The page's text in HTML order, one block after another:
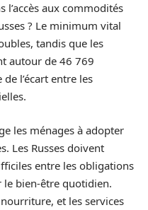
l’accès aux commodités
? Le minimum vital
tandis que les
autour de 46 769
l’écart entre les
les ménages à adopter
Les Russes doivent
entre les obligations
le bien-être quotidien.
et les services